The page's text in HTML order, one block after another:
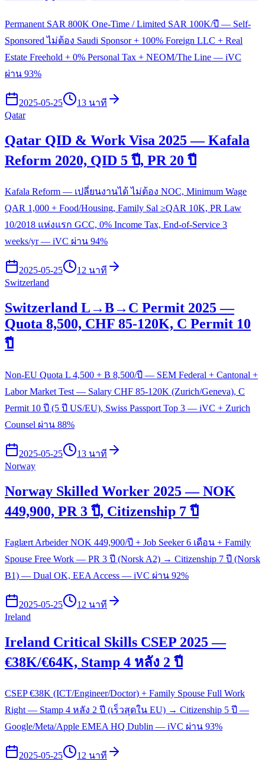
Permanent SAR 800K One-Time / Limited SAR 100K/ปี — Self-
Sponsored ไม่ต้อง Saudi Sponsor + 100% Foreign LLC + Real
Estate Freehold + 0% Personal Tax + NEOM/The Line — iVC
ผ่าน 93%
2025-05-25
13 นาที
Qatar
Qatar QID & Work Visa 2025 — Kafala
Reform 2020, QID 5 ปี, PR 20 ปี
Kafala Reform — เปลี่ยนงานได้ ไม่ต้อง NOC, Minimum Wage
QAR 1,000 + Food/Housing, Family Sal ≥QAR 10K, PR Law
10/2018 แห่งแรก GCC, 0% Income Tax, End-of-Service 3
weeks/yr — iVC ผ่าน 94%
2025-05-25
12 นาที
Switzerland
Switzerland L→B→C Permit 2025 —
Quota 8,500, CHF 85-120K, C Permit 10
ปี
Non-EU Quota L 4,500 + B 8,500/ปี — SEM Federal + Cantonal +
Labor Market Test — Salary CHF 85-120K (Zurich/Geneva), C
Permit 10 ปี (5 ปี US/EU), Swiss Passport Top 3 — iVC + Zurich
Counsel ผ่าน 88%
2025-05-25
13 นาที
Norway
Norway Skilled Worker 2025 — NOK
449,900, PR 3 ปี, Citizenship 7 ปี
Faglært Arbeider NOK 449,900/ปี + Job Seeker 6 เดือน + Family
Spouse Free Work — PR 3 ปี (Norsk A2) → Citizenship 7 ปี (Norsk
B1) — Dual OK, EEA Access — iVC ผ่าน 92%
2025-05-25
12 นาที
Ireland
Ireland Critical Skills CSEP 2025 —
€38K/€64K, Stamp 4 หลัง 2 ปี
CSEP €38K (ICT/Engineer/Doctor) + Family Spouse Full Work
Right — Stamp 4 หลัง 2 ปี (เร็วสุดใน EU) → Citizenship 5 ปี —
Google/Meta/Apple EMEA HQ Dublin — iVC ผ่าน 93%
2025-05-25
12 นาที